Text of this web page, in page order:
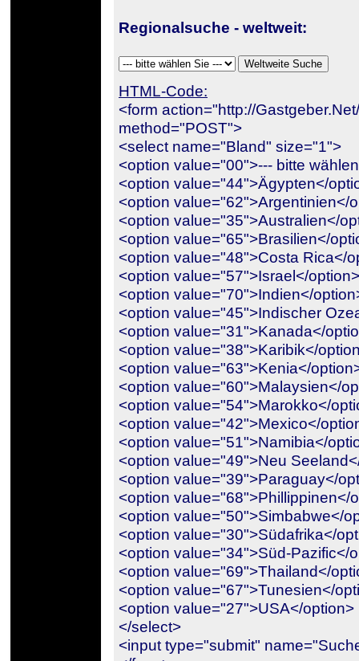
Regionalsuche - weltweit:
HTML-Code:
<form action="http://
method="POST">
<select name="Bland" size="1">
<option value="00">--- bitte
<option value="44">Ägypten</
<option value="62">Argentinien</
<option value="35">Australien</
<option value="65">Brasilien</
<option value="48">Costa Rica</
<option value="57">Israel</option>
<option value="70">Indien</
<option value="45">Indischer
<option value="31">Kanada</
<option value="38">Karibik</
<option value="63">Kenia</
<option value="60">Malaysien</
<option value="54">Marokko</
<option value="42">Mexico</
<option value="51">Namibia</
<option value="49">Neu
<option value="39">Paraguay</
<option value="68">Phillippinen</
<option value="50">Simbabwe</
<option value="30">Südafrika</
<option value="34">Süd-Pazific</
<option value="69">Thailand</
<option value="67">Tunesien</
<option value="27">USA</option>
</select>
<input type="submit"